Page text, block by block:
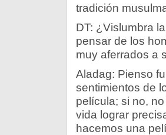
tradición
DT: ¿Vislumbra
pensar de los
muy aferrados a
Aladag: Pienso
sentimientos de
película; si no,
vida lograr
hacemos una